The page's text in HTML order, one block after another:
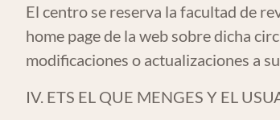
El centro se reserva la facultad de
home page de la web sobre dicha
modificaciones o actualizaciones a
IV. ETS EL QUE MENGES Y EL